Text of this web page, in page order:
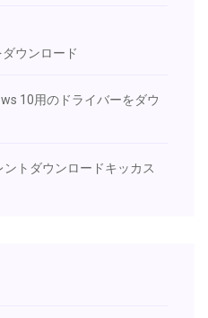
ウンロード
10用のドライバーをダウ
トダウンロードキッカス